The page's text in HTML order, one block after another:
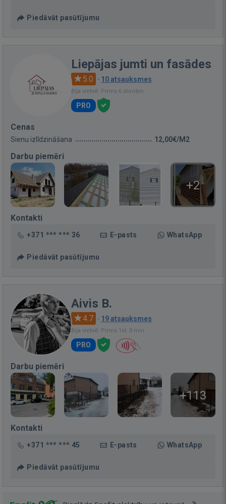
Piedāvāt pasūtījumu
Liepājas jumti un fasādes
5.0 · 10 atsauksmes
Bija vietnē: Pirms 6 dienām
PRO
Cenas
Sienu izlīdzināšana 12,00€/M2
Darbu piemēri
+2
Kontakti
+371 *** *** 36 E-pasts WhatsApp
Piedāvāt pasūtījumu
Aivis B.
4.7 · 19 atsauksmes
Bija vietnē: Pirms 1st. 0 min.
PRO
Darbu piemēri
+113
Kontakti
+371 *** *** 45 E-pasts WhatsApp
Piedāvāt pasūtījumu